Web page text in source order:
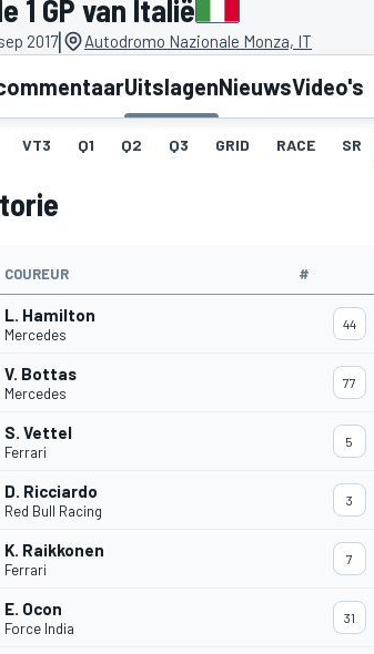
1 GP van Italië
2017| Autodromo Nazionale Monza, IT
UitslagenNieuwsVideo's
VT3 Q1 Q2 Q3 GRID RACE SR
COUREUR #
L. Hamilton
Mercedes
44
V. Bottas
Mercedes
77
S. Vettel
Ferrari
5
D. Ricciardo
Red Bull Racing
3
K. Raikkonen
Ferrari
7
E. Ocon
Force India
31